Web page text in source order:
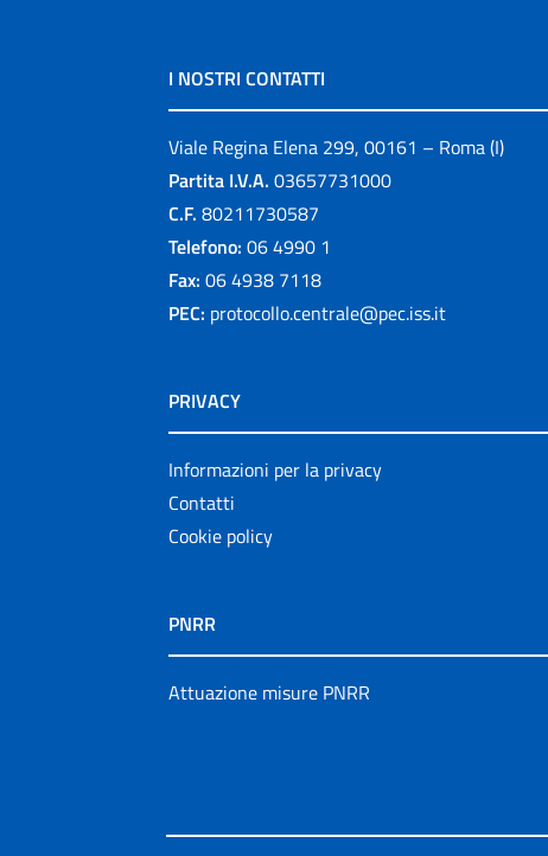
I NOSTRI CONTATTI
Viale Regina Elena 299, 00161 – Roma (I)
Partita I.V.A. 03657731000
C.F. 80211730587
Telefono: 06 4990 1
Fax: 06 4938 7118
PEC: protocollo.centrale@pec.iss.it
PRIVACY
Informazioni per la privacy
Contatti
Cookie policy
PNRR
Attuazione misure PNRR